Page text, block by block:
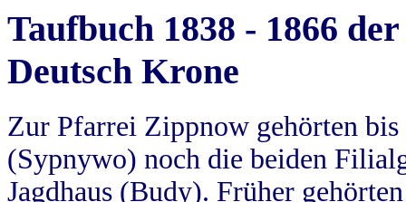
Taufbuch 1838 - 1866
Deutsch Krone
Zur Pfarrei Zippnow gehörten
(Sypnywo) noch die beiden
Jagdhaus (Budy). Früher